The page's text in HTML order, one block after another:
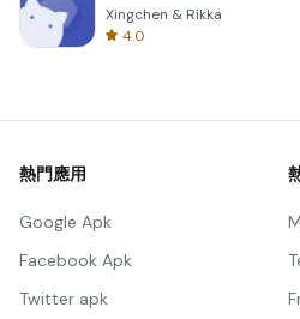
Xingchen & Rikka
4.0
熱門應用
Google Apk
Facebook Apk
Twitter apk